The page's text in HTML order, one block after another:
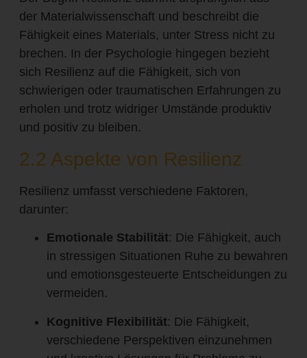
der Materialwissenschaft und beschreibt die
Fähigkeit eines Materials, unter Stress nicht zu
brechen. In der Psychologie hingegen bezieht
sich Resilienz auf die Fähigkeit, sich von
schwierigen oder traumatischen Erfahrungen zu
erholen und trotz widriger Umstände produktiv
und positiv zu bleiben.
2.2 Aspekte von Resilienz
Resilienz umfasst verschiedene Faktoren,
darunter:
Emotionale Stabilität: Die Fähigkeit, auch
in stressigen Situationen Ruhe zu bewahren
und emotionsgesteuerte Entscheidungen zu
vermeiden.
Kognitive Flexibilität: Die Fähigkeit,
verschiedene Perspektiven einzunehmen